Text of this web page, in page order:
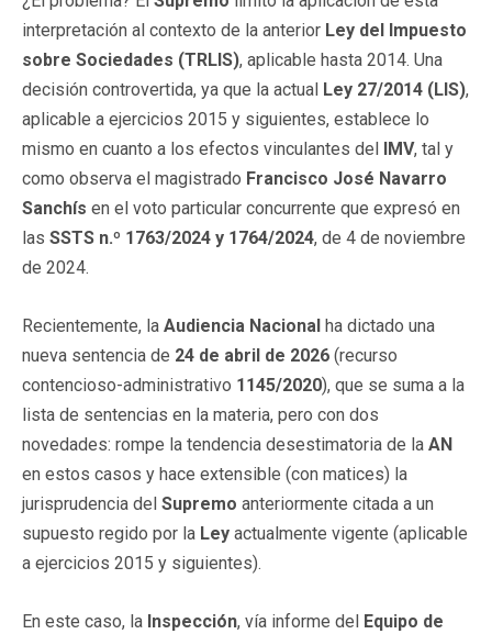
interpretación al contexto de la anterior Ley del Impuesto
sobre Sociedades (TRLIS), aplicable hasta 2014. Una
decisión controvertida, ya que la actual Ley 27/2014 (LIS),
aplicable a ejercicios 2015 y siguientes, establece lo
mismo en cuanto a los efectos vinculantes del IMV, tal y
como observa el magistrado Francisco José Navarro
Sanchís en el voto particular concurrente que expresó en
las SSTS n.º 1763/2024 y 1764/2024, de 4 de noviembre
de 2024.
Recientemente, la Audiencia Nacional ha dictado una
nueva sentencia de 24 de abril de 2026 (recurso
contencioso-administrativo 1145/2020), que se suma a la
lista de sentencias en la materia, pero con dos
novedades: rompe la tendencia desestimatoria de la AN
en estos casos y hace extensible (con matices) la
jurisprudencia del Supremo anteriormente citada a un
supuesto regido por la Ley actualmente vigente (aplicable
a ejercicios 2015 y siguientes).
En este caso, la Inspección, vía informe del Equipo de